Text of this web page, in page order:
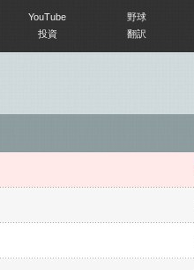
YouTube 野球
投資 翻訳